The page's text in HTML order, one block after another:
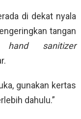
di dekat nyala
tangan
hand sanitizer
gunakan kertas
dahulu.”